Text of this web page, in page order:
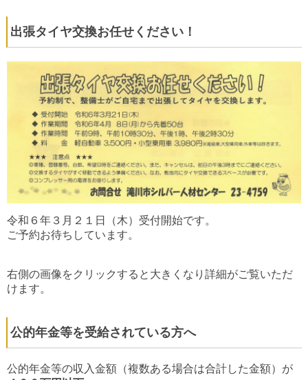
出張タイヤ交換お任せください！
令和６年３月２１日（木）受付開始です。
ご予約お待ちしています。
右側の画像をクリックすると大きくなり詳細がご覧いただ
けます。
公的年金等を受給されている方へ
公的年金等の収入金額（複数ある場合は合計した金額）が